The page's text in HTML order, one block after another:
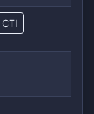
CTI